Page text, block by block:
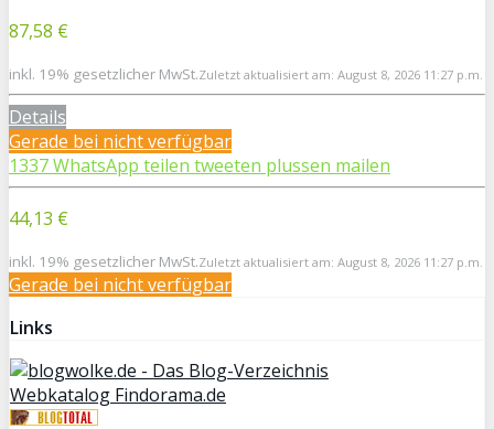
87,58 €
inkl. 19% gesetzlicher MwSt.Zuletzt aktualisiert am: August 8, 2026 11:27 p.m.
Details
Gerade bei nicht verfügbar
1337WhatsApp teilen tweeten plussen mailen
44,13 €
inkl. 19% gesetzlicher MwSt.Zuletzt aktualisiert am: August 8, 2026 11:27 p.m.
Gerade bei nicht verfügbar
Links
Webkatalog Findorama.de